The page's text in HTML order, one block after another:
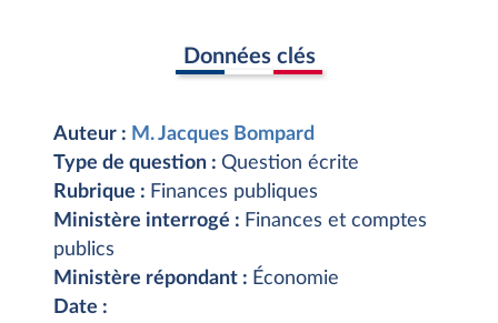
Données clés
Auteur : M. Jacques Bompard
Type de question : Question écrite
Rubrique : Finances publiques
Ministère interrogé : Finances et comptes
publics
Ministère répondant : Économie
Date :